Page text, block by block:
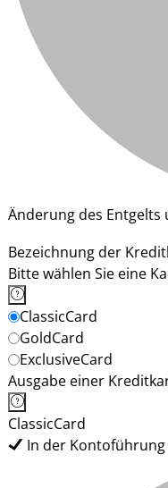
Änderung des
Bezeichnung der
Bitte wählen Sie eine
ClassicCard
GoldCard
ExclusiveCard
Ausgabe einer
ClassicCard
In der